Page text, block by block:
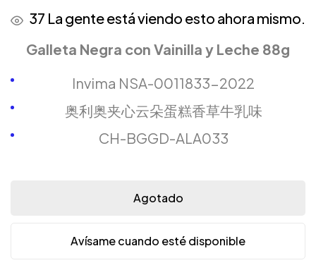
37 La gente está viendo esto ahora mismo.
Galleta Negra con Vainilla y Leche 88g
Invima NSA-0011833-2022
奥利奥夹心云朵蛋糕香草牛乳味
CH-BGGD-ALA033
Agotado
Avísame cuando esté disponible